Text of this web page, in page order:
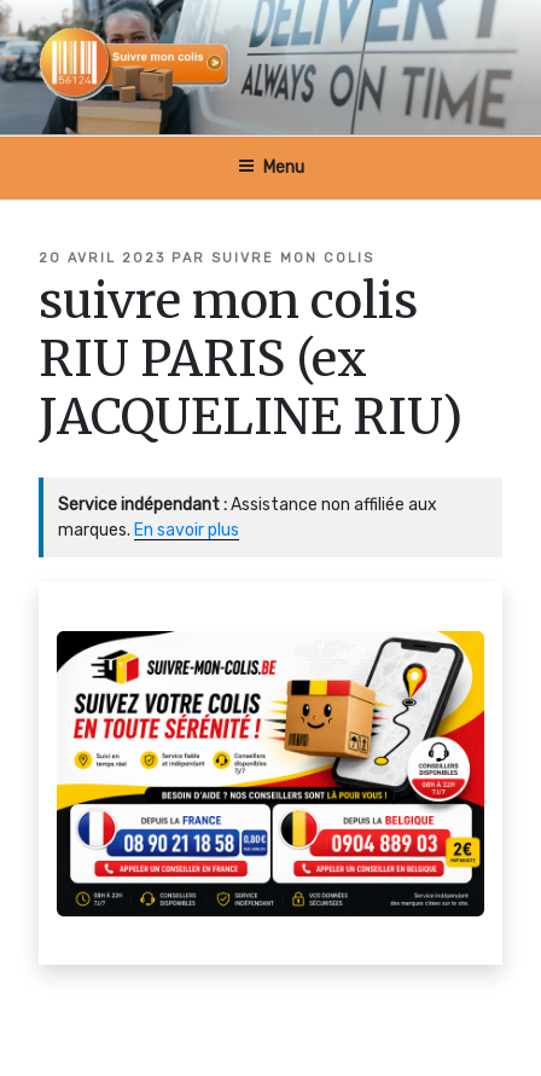
Aller
au
contenu
principal
SUIVRE MON COLIS BELGIQUE
Menu
PUBLIÉ
20 AVRIL 2023 PAR SUIVRE MON COLIS
suivre mon colis
RIU PARIS (ex
JACQUELINE RIU)
Service indépendant :Assistance non affiliée aux
marques. En savoir plus